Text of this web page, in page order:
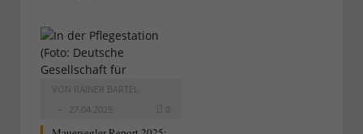
VON RAINER BARTEL
27.04.2025
0